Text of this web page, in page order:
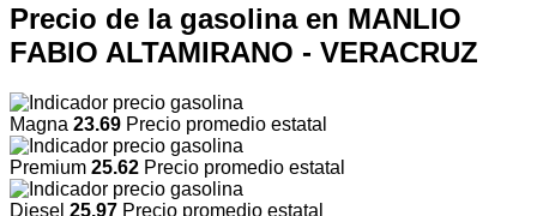
Precio de la gasolina en MANLIO
FABIO ALTAMIRANO - VERACRUZ
Magna 23.69 Precio promedio estatal
Premium 25.62 Precio promedio estatal
Diesel 25.97 Precio promedio estatal